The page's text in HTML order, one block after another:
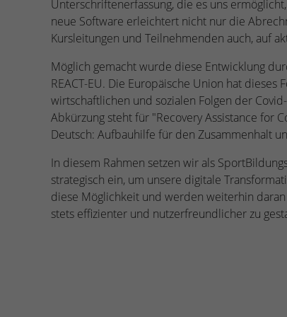
Unterschriftenerfassung, die es uns
neue Software erleichtert nicht nur die
Kursleitungen und Teilnehmenden auch, auf
Möglich gemacht wurde diese Entwicklung
REACT-EU. Die Europäische Union hat
wirtschaftlichen und sozialen Folgen der
Abkürzung steht für "Recovery Assistance for
Deutsch: Aufbauhilfe für den Zusammenhalt
In diesem Rahmen setzen wir als
strategisch ein, um unsere digitale
diese Möglichkeit und werden weiterhin
stets effizienter und nutzerfreundlicher zu